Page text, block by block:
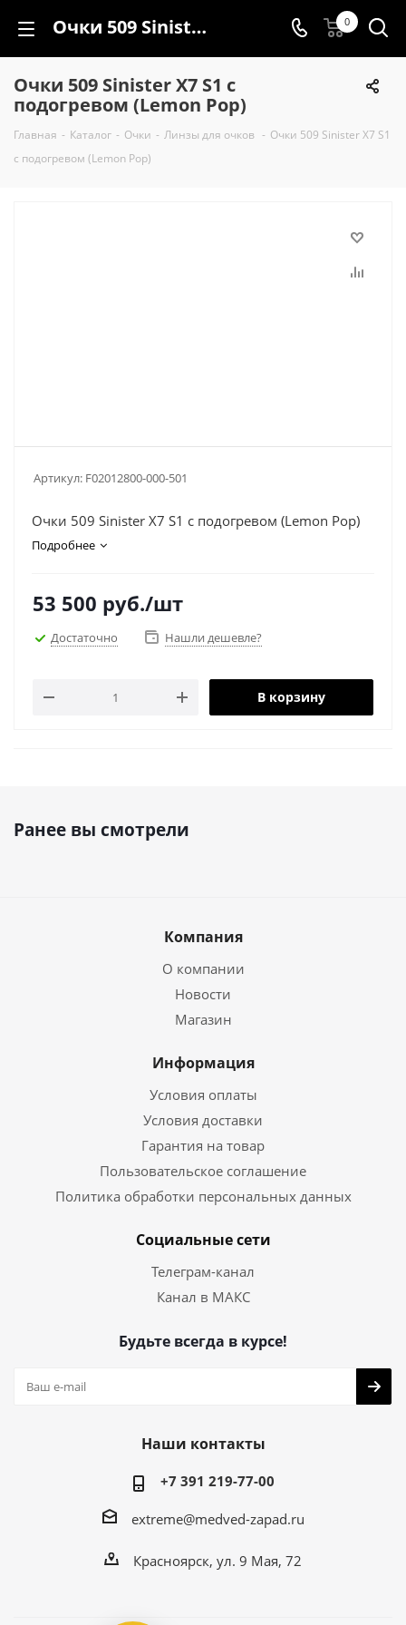
Очки 509 Sinister X7 S1 с подогревом (Lemon Pop) 0
Очки 509 Sinister X7 S1 с
подогревом (Lemon Pop)
Главная - Каталог - Очки - Линзы для очков - Очки 509 Sinister X7 S1
с подогревом (Lemon Pop)
Артикул: F02012800-000-501
Очки 509 Sinister X7 S1 с подогревом (Lemon Pop)
Подробнее
53 500 руб./шт
Достаточно Нашли дешевле?
В корзину
Ранее вы смотрели
Компания
О компании
Новости
Магазин
Информация
Условия оплаты
Условия доставки
Гарантия на товар
Пользовательское соглашение
Политика обработки персональных данных
Социальные сети
Телеграм-канал
Канал в МАКС
Будьте всегда в курсе!
Наши контакты
+7 391 219-77-00
extreme@medved-zapad.ru
Красноярск, ул. 9 Мая, 72